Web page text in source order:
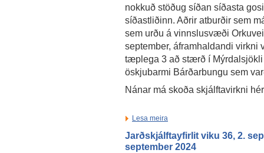
nokkuð stöðug síðan síðasta
síðastliðinn. Aðrir atburðir sem
sem urðu á vinnslusvæði
september, áframhaldandi
tæplega 3 að stærð í
öskjubarmi Bárðarbungu sem
Nánar má skoða skjálftavirkni
Lesa meira
Jarðskjálftayfirlit viku 36, 2.
september 2024